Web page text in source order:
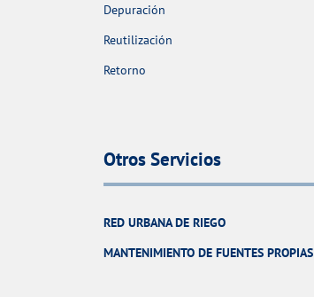
Depuración
Reutilización
Retorno
Otros Servicios
RED URBANA DE RIEGO
MANTENIMIENTO DE FUENTES PROPIAS